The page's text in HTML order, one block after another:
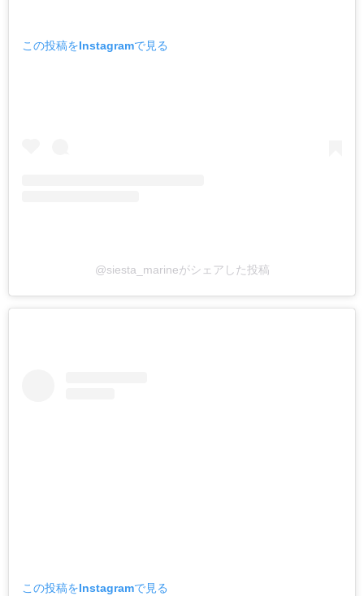
この投稿をInstagramで見る
@siesta_marineがシェアした投稿
この投稿をInstagramで見る